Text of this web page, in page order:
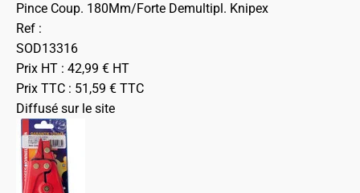
Pince Coup. 180Mm/Forte Demultipl. Knipex
Ref :
SOD13316
Prix HT : 42,99 € HT
Prix TTC : 51,59 € TTC
Diffusé sur le site